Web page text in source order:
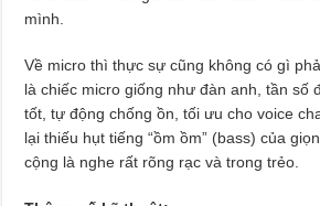
mình.
Về micro thì thực sự cũng không có gì
là chiếc micro giống như đàn anh, tần số
tốt, tự động chống ồn, tối ưu cho voice
lại thiếu hụt tiếng “ồm ồm” (bass) của
cộng là nghe rất rõng rạc và trong trẻo.